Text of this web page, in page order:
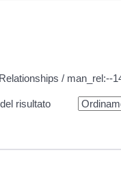
/ man_rel:--
risultato